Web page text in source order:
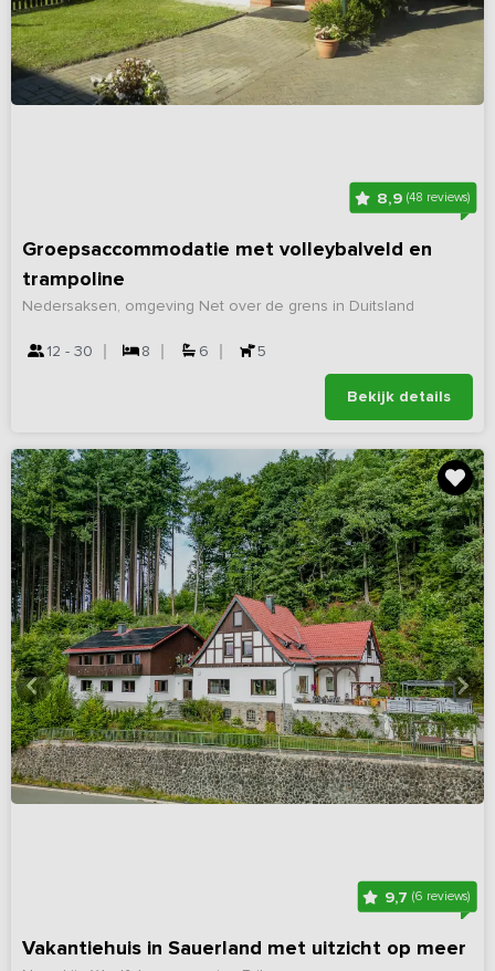
8,9 (48 reviews)
Groepsaccommodatie met volleybalveld en
trampoline
Nedersaksen, omgeving Net over de grens in Duitsland
12 - 30 8 6 5
Bekijk details
9,7(6 reviews)
Vakantiehuis in Sauerland met uitzicht op meer